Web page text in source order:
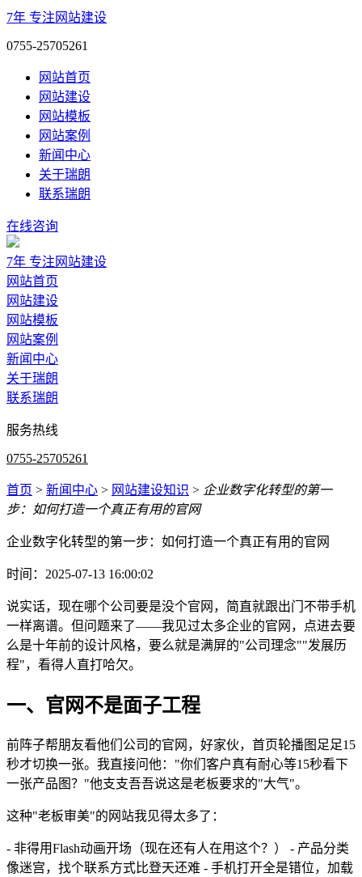
7年 专注网站建设
0755-25705261
网站首页
网站建设
网站模板
网站案例
新闻中心
关于瑞朗
联系瑞朗
在线咨询
7年 专注网站建设
网站首页
网站建设
网站模板
网站案例
新闻中心
关于瑞朗
联系瑞朗
服务热线
0755-25705261
首页 > 新闻中心 > 网站建设知识 > 企业数字化转型的第一
步：如何打造一个真正有用的官网
企业数字化转型的第一步：如何打造一个真正有用的官网
时间：2025-07-13 16:00:02
说实话，现在哪个公司要是没个官网，简直就跟出门不带手机
一样离谱。但问题来了——我见过太多企业的官网，点进去要
么是十年前的设计风格，要么就是满屏的"公司理念""发展历
程"，看得人直打哈欠。
一、官网不是面子工程
前阵子帮朋友看他们公司的官网，好家伙，首页轮播图足足15
秒才切换一张。我直接问他："你们客户真有耐心等15秒看下
一张产品图？"他支支吾吾说这是老板要求的"大气"。
这种"老板审美"的网站我见得太多了：
- 非得用Flash动画开场（现在还有人在用这个？） - 产品分类
像迷宫，找个联系方式比登天还难 - 手机打开全是错位，加载